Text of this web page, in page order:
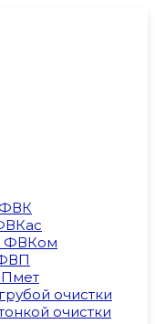
ФВКом
очистки
очистки